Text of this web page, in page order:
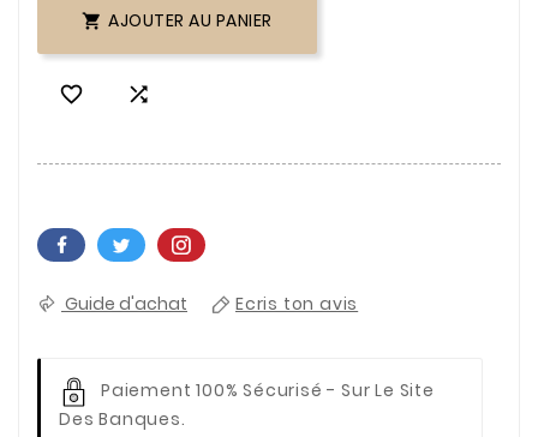
 AJOUTER AU PANIER
 
Guide d'achat Ecris ton avis
Paiement 100% Sécurisé - Sur Le Site
Des Banques.